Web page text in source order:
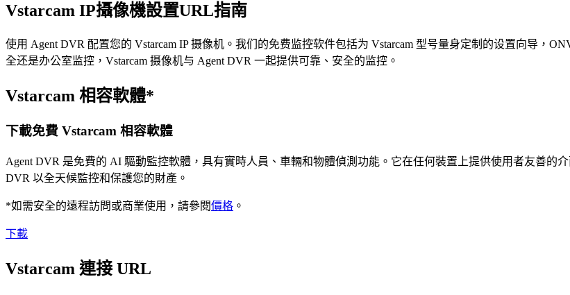
Vstarcam IP攝像機設置URL指南
使用 Agent DVR 配置您的 Vstarcam IP 摄像机。我们的免费监控软件包括为 Vstarcam 型号量身定制的设置向导，
全还是办公室监控，Vstarcam 摄像机与 Agent DVR 一起提供可靠、安全的监控。
Vstarcam 相容軟體*
下載免費 Vstarcam 相容軟體
Agent DVR 是免費的 AI 驅動監控軟體，具有實時人員、車輛和物體偵測功能。它在任何裝置上提供使用者友善的
DVR 以全天候監控和保護您的財產。
*如需安全的遠程訪問或商業使用，請參閱價格 。
下載
Vstarcam 連接 URL